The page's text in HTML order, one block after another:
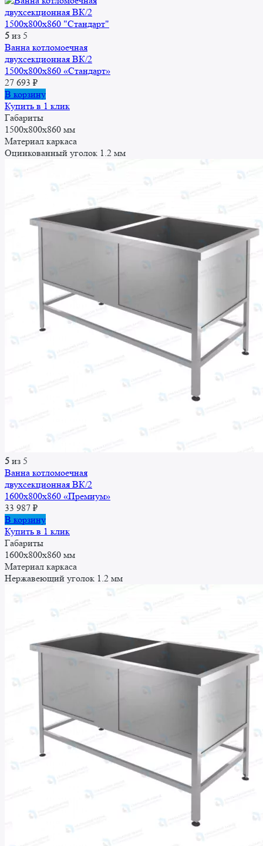
5 из 5
Ванна котломоечная
двухсекционная ВК/2
1500x800x860 «Стандарт»
27 693 ₽
В корзину
Купить в 1 клик
Габариты
1500x800x860 мм
Материал каркаса
Оцинкованный уголок 1.2 мм
5 из 5
Ванна котломоечная
двухсекционная ВК/2
1600x800x860 «Премиум»
33 987 ₽
В корзину
Купить в 1 клик
Габариты
1600x800x860 мм
Материал каркаса
Нержавеющий уголок 1.2 мм